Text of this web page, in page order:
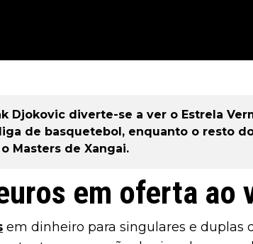
Djokovic diverte-se a ver o Estrela
de basquetebol, enquanto o resto
Masters de Xangai.
em oferta ao
em dinheiro para singulares e duplas